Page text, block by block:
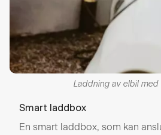
Laddning av elbil med
Smart laddbox
En smart laddbox, som kan